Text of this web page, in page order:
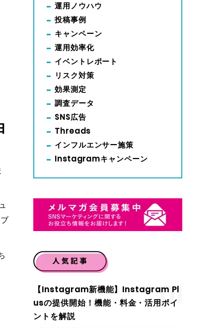
運用ノウハウ
投稿事例
キャンペーン
運用効率化
イベントレポート
リスク対策
効果測定
調査データ
SNS広告
Threads
インフルエンサー施策
Instagramキャンペーン
01
【Instagram新機能】Instagram Pl
usの提供開始！機能・料金・活用ポイ
ントを解説